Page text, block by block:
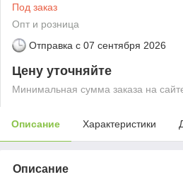
Под заказ
Опт и розница
Отправка с 07 сентября 2026
Цену уточняйте
Минимальная сумма заказа на
Описание Характеристики
Описание